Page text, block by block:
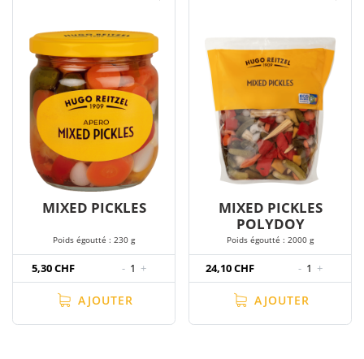
MIXED PICKLES
Poids égoutté : 230 g
5,30 CHF - 1 +
AJOUTER
MIXED PICKLES
POLYDOY
Poids égoutté : 2000 g
24,10 CHF - 1 +
AJOUTER